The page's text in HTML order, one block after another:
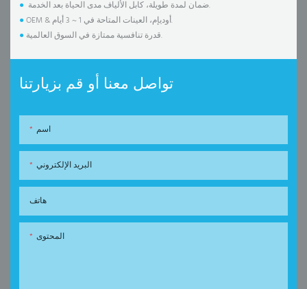
●
ضمان لمدة طويلة، كابل الألياف مدى الحياة بعد الخدمة.
●
OEM & أوديإم، العينات المتاحة في 1 ~ 3 أيام.
●
قدرة تنافسية ممتازة في السوق العالمية.
تواصل معنا أو قم بزيارتنا
اسم
البريد الإلكتروني
هاتف
المحتوى